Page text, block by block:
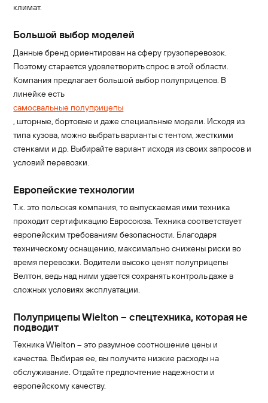
климат.
Большой выбор моделей
Данные бренд ориентирован на сферу грузоперевозок.
Поэтому старается удовлетворить спрос в этой области.
Компания предлагает большой выбор полуприцепов. В
линейке есть
самосвальные полуприцепы
, шторные, бортовые и даже специальные модели. Исходя из
типа кузова, можно выбрать варианты с тентом, жесткими
стенками и др. Выбирайте вариант исходя из своих запросов и
условий перевозки.
Европейские технологии
Т.к. это польская компания, то выпускаемая ими техника
проходит сертификацию Евросоюза. Техника соответствует
европейским требованиям безопасности. Благодаря
техническому оснащению, максимально снижены риски во
время перевозки. Водители высоко ценят полуприцепы
Велтон, ведь над ними удается сохранять контроль даже в
сложных условиях эксплуатации.
Полуприцепы Wielton – спецтехника, которая не
подводит
Техника Wielton – это разумное соотношение цены и
качества. Выбирая ее, вы получите низкие расходы на
обслуживание. Отдайте предпочтение надежности и
европейскому качеству.